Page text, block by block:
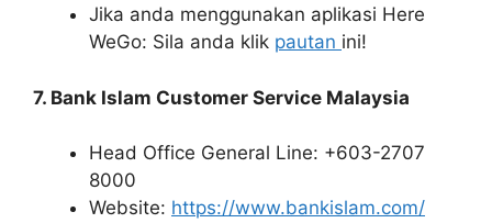
Jika anda menggunakan aplikasi Here
WeGo: Sila anda klik pautan ini!
7. Bank Islam Customer Service Malaysia
Head Office General Line: +603-2707
8000
Website: https://www.bankislam.com/